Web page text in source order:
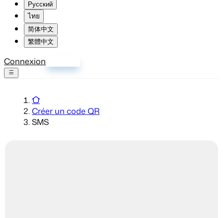
Русский
ไทย
简体中文
繁體中文
Connexion
Créer un code QR
SMS